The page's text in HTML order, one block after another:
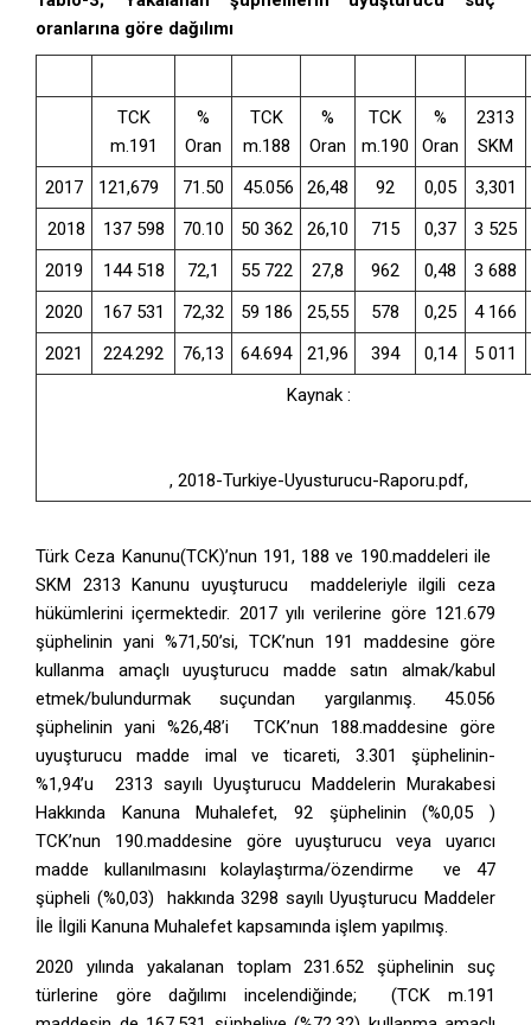
oranlarına göre dağılımı
TCK
m.191
%
Oran
TCK
m.188
%
Oran
TCK
m.190
%
Oran
2313
SKM
2017
121,679 71.50 45.056 26,48 92 0,05
3,301
2018
137 598 70.10 50 362 26,10 715 0,37
3 525
2019
144 518 72,1 55 722 27,8 962 0,48
3 688
2020
167 531 72,32 59 186 25,55 578 0,25
4 166
2021
224.292 76,13 64.694 21,96 394 0,14
5 011
Kaynak :
, 2018-Turkiye-Uyusturucu-Raporu.pdf,
Türk Ceza Kanunu(TCK)’nun 191, 188 ve 190.maddeleri ile
SKM 2313 Kanunu uyuşturucu maddeleriyle ilgili ceza
hükümlerini içermektedir. 2017 yılı verilerine göre 121.679
şüphelinin yani %71,50’si, TCK’nun 191 maddesine göre
kullanma amaçlı uyuşturucu madde satın almak/kabul
etmek/bulundurmak suçundan yargılanmış. 45.056
şüphelinin yani %26,48’i TCK’nun 188.maddesine göre
uyuşturucu madde imal ve ticareti, 3.301 şüphelinin-
%1,94’u 2313 sayılı Uyuşturucu Maddelerin Murakabesi
Hakkında Kanuna Muhalefet, 92 şüphelinin (%0,05 )
TCK’nun 190.maddesine göre uyuşturucu veya uyarıcı
madde kullanılmasını kolaylaştırma/özendirme ve 47
şüpheli (%0,03) hakkında 3298 sayılı Uyuşturucu Maddeler
İle İlgili Kanuna Muhalefet kapsamında işlem yapılmış.
2020 yılında yakalanan toplam 231.652 şüphelinin suç
türlerine göre dağılımı incelendiğinde; (TCK m.191